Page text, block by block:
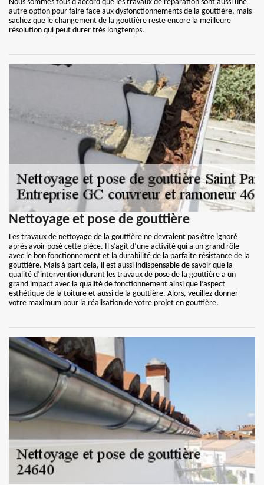
Nous sommes tous d’accord que les travaux de réparation sont aussi une
autre option pour faire face aux dysfonctionnements de la gouttière, mais
sachez que le changement de la gouttière reste encore la meilleure
résolution qui peut durer très longtemps.
Nettoyage et pose de gouttière
Les travaux de nettoyage de la gouttière ne devraient pas être ignoré
après avoir posé cette pièce. Il s’agit d’une activité qui a un grand rôle
avec le bon fonctionnement et la durabilité de la parfaite résistance de la
gouttière. Mais à part cela, il est aussi indispensable de savoir que la
qualité d’intervention durant les travaux de pose de la gouttière a un
grand impact avec la qualité de fonctionnement ainsi que l’aspect
esthétique de la toiture et aussi de la gouttière. Alors, veuillez donner
votre maximum pour la réalisation de votre projet en gouttière.